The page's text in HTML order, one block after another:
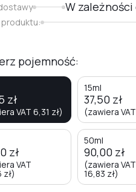
W zależności
produktu:
pojemność:
zł
VAT 6,31 zł)
15ml
37,50 zł
(zawiera VAT
zł
VAT
zł)
50ml
90,00 zł
(zawiera VAT
16,83 zł)